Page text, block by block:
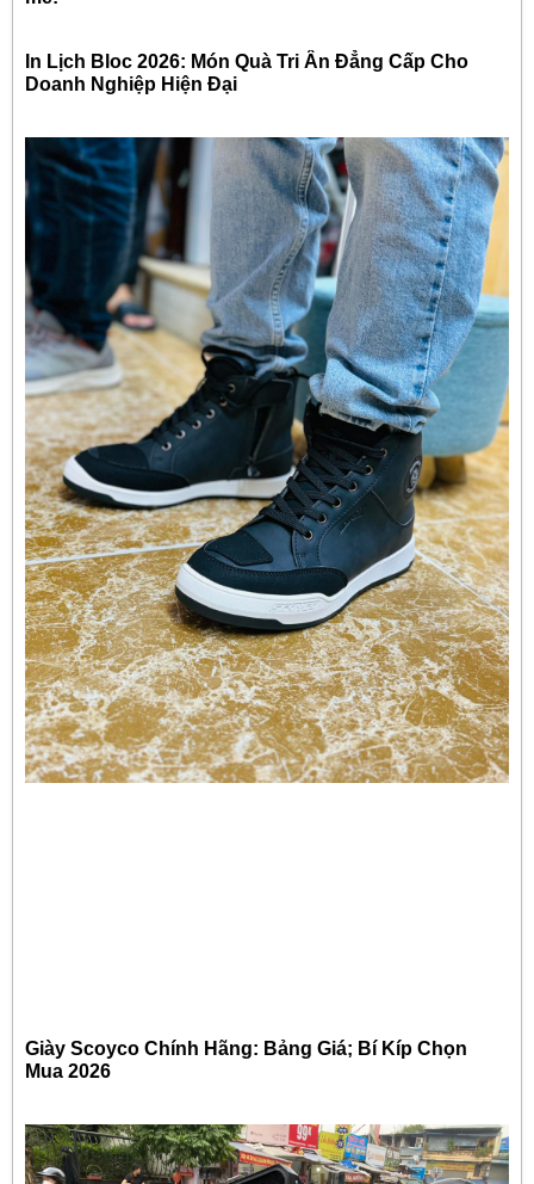
In Lịch Bloc 2026: Món Quà Tri Ân Đẳng Cấp Cho
Doanh Nghiệp Hiện Đại
Giày Scoyco Chính Hãng: Bảng Giá; Bí Kíp Chọn
Mua 2026